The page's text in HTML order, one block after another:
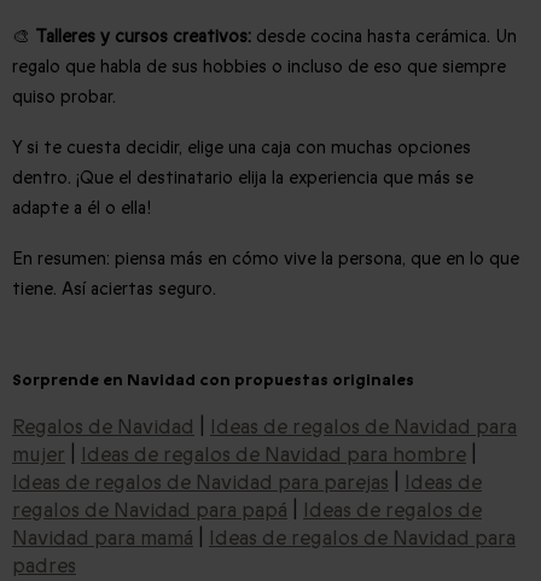
🎨 Talleres y cursos creativos: desde cocina hasta cerámica. Un
regalo que habla de sus hobbies o incluso de eso que siempre
quiso probar.
Y si te cuesta decidir, elige una caja con muchas opciones
dentro. ¡Que el destinatario elija la experiencia que más se
adapte a él o ella!
En resumen: piensa más en cómo vive la persona, que en lo que
tiene. Así aciertas seguro.
Sorprende en Navidad con propuestas originales
Regalos de Navidad
Ideas de regalos de Navidad para
mujer
Ideas de regalos de Navidad para hombre
Ideas de regalos de Navidad para parejas
Ideas de
regalos de Navidad para papá
Ideas de regalos de
Navidad para mamá
Ideas de regalos de Navidad para
padres